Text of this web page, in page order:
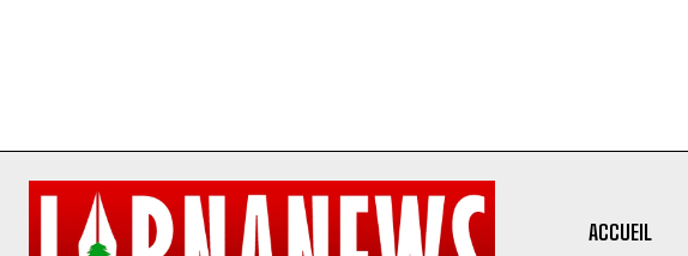
ACCUEIL